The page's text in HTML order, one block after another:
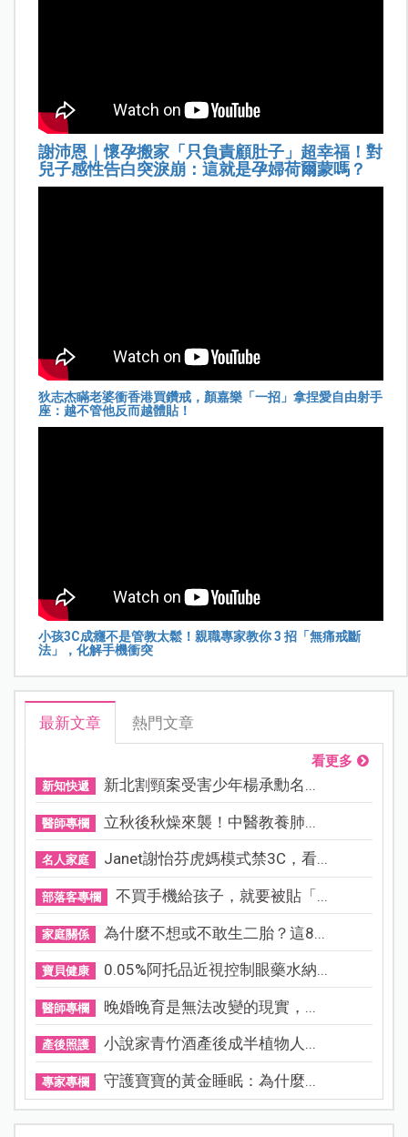
謝沛恩｜懷孕搬家「只負責顧肚子」超幸福！對
兒子感性告白突淚崩：這就是孕婦荷爾蒙嗎？
狄志杰瞞老婆衝香港買鑽戒，顏嘉樂「一招」拿捏愛自由射手
座：越不管他反而越體貼！
小孩3C成癮不是管教太鬆！親職專家教你 3 招「無痛戒斷
法」，化解手機衝突
最新文章 熱門文章
看更多
新知快遞 新北割頸案受害少年楊承勳名...
醫師專欄 立秋後秋燥來襲！中醫教養肺...
名人家庭 Janet謝怡芬虎媽模式禁3C，看...
部落客專欄 不買手機給孩子，就要被貼「...
家庭關係 為什麼不想或不敢生二胎？這8...
寶貝健康 0.05%阿托品近視控制眼藥水納...
醫師專欄 晚婚晚育是無法改變的現實，...
產後照護 小說家青竹酒產後成半植物人...
專家專欄 守護寶寶的黃金睡眠：為什麼...